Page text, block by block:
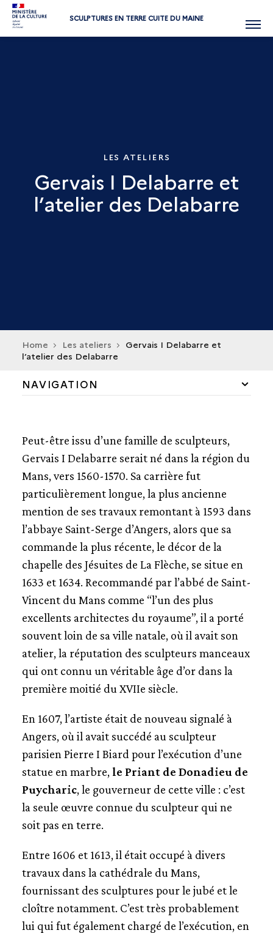
SCULPTURES EN TERRE CUITE DU MAINE Menu
LES ATELIERS
Gervais I Delabarre et
l’atelier des Delabarre
Home Les ateliers
Gervais I Delabarre et
l’atelier des Delabarre
NAVIGATION
L'ATELIER MATTHIEU ET ÉTIENNE DIONISE
GERVAIS I DELABARRE ET L’ATELIER DES DELABARRE
L'ATELIER CHARLES HOYAU
L'ATELIER PIERRE BIARDEAU (1608-1671)
L'ATELIER DES PRÉHOUST
L'ATELIER NOËL MÉRILLON
L'ATELIER ÉTIENNE DOUDIEUX (1638-1706)
L'ATELIER NICOLAS BOUTEILLER (1630-1696)
L'ATELIER PIERRE LORCET
LES AUTRES ATELIERS
Peut-être issu d’une famille de sculpteurs,
Gervais I Delabarre serait né dans la région du
Mans, vers 1560-1570. Sa carrière fut
particulièrement longue, la plus ancienne
mention de ses travaux remontant à 1593 dans
l’abbaye Saint-Serge d’Angers, alors que sa
commande la plus récente, le décor de la
chapelle des Jésuites de La Flèche, se situe en
1633 et 1634. Recommandé par l’abbé de Saint-
Vincent du Mans comme “l’un des plus
excellents architectes du royaume”, il a porté
souvent loin de sa ville natale, où il avait son
atelier, la réputation des sculpteurs manceaux
qui ont connu un véritable âge d’or dans la
première moitié du XVIIe siècle.
En 1607, l’artiste était de nouveau signalé à
Angers, où il avait succédé au sculpteur
parisien Pierre I Biard pour l’exécution d’une
statue en marbre, le Priant de Donadieu de
Puycharic, le gouverneur de cette ville : c’est
la seule œuvre connue du sculpteur qui ne
soit pas en terre.
Entre 1606 et 1613, il était occupé à divers
travaux dans la cathédrale du Mans,
fournissant des sculptures pour le jubé et le
cloître notamment. C’est très probablement
lui qui fut également chargé de l’exécution, en